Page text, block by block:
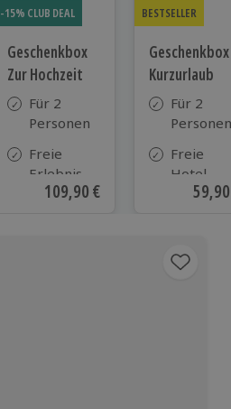
-15% CLUB DEAL
Geschenkbox
Zur Hochzeit
Für 2
Personen
Freie
Erlebnis-
Auswahl
Aktueller Preis
109,90 €
BESTSELLER
Geschenkbox
Kurzurlaub
Für 2
Personen
Freie
Hotel-
Auswahl